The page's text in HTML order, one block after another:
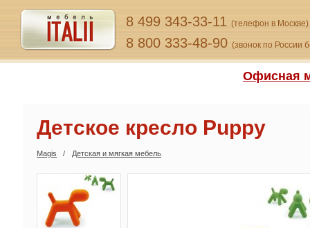
8 499 343-33-11 (телефон в Москве)
8 800 333-48-90 (звонок по России
Офисная
Детское кресло Puppy
Magis Детская и мягкая мебель